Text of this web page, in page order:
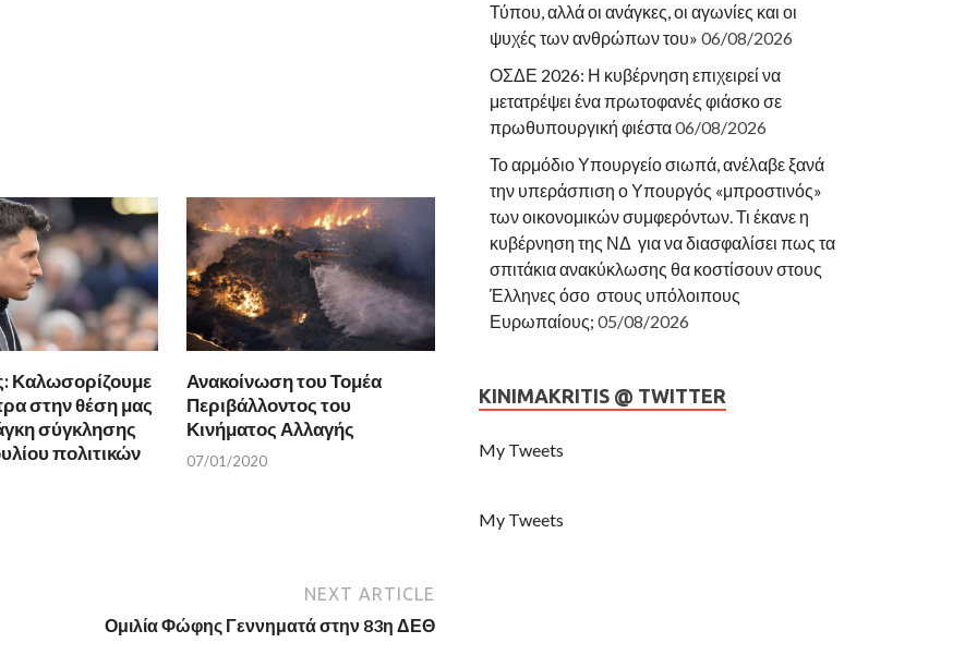
Καλωσορίζουμε
στην θέση μας
σύγκλησης
πολιτικών
Ανακοίνωση του Τομέα
Περιβάλλοντος του
Κινήματος Αλλαγής
07/01/2020
NEXT ARTICLE
Ομιλία Φώφης Γεννηματά στην 83η ΔΕΘ
Τύπου, αλλά οι ανάγκες, οι αγωνίες και οι
ψυχές των ανθρώπων του» 06/08/2026
ΟΣΔΕ 2026: Η κυβέρνηση επιχειρεί να
μετατρέψει ένα πρωτοφανές φιάσκο σε
πρωθυπουργική φιέστα06/08/2026
Το αρμόδιο Υπουργείο σιωπά, ανέλαβε ξανά
την υπεράσπιση ο Υπουργός «μπροστινός»
των οικονομικών συμφερόντων. Τι έκανε η
κυβέρνηση της ΝΔ για να διασφαλίσει πως τα
σπιτάκια ανακύκλωσης θα κοστίσουν στους
Έλληνες όσο στους υπόλοιπους
Ευρωπαίους; 05/08/2026
KINIMAKRITIS @ TWITTER
My Tweets
My Tweets